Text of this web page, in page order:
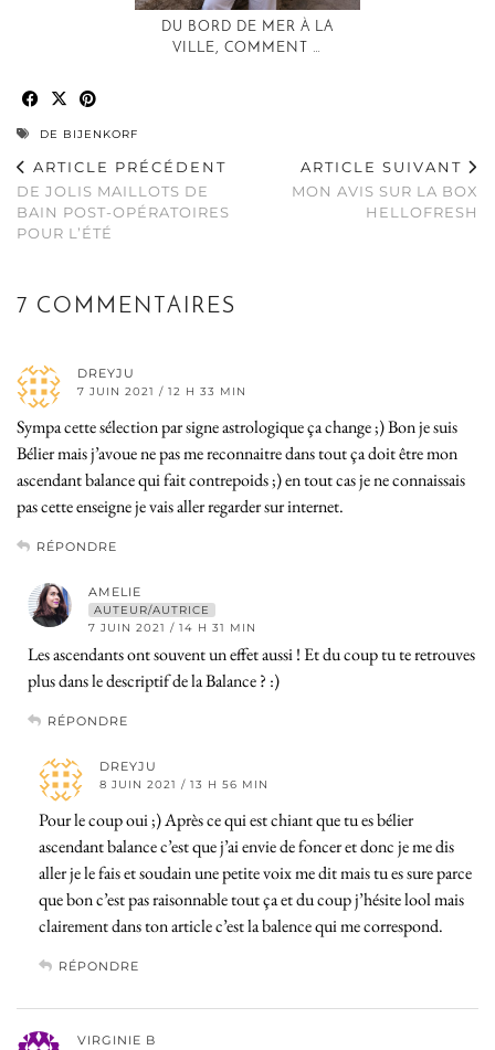
DU BORD DE MER À LA
VILLE, COMMENT …
DE BIJENKORF
ARTICLE PRÉCÉDENT
DE JOLIS MAILLOTS DE
BAIN POST-OPÉRATOIRES
POUR L’ÉTÉ
ARTICLE SUIVANT
MON AVIS SUR LA BOX
HELLOFRESH
7 COMMENTAIRES
DREYJU
7 JUIN 2021 / 12 H 33 MIN
Sympa cette sélection par signe astrologique ça change ;) Bon je suis
Bélier mais j’avoue ne pas me reconnaitre dans tout ça doit être mon
ascendant balance qui fait contrepoids ;) en tout cas je ne connaissais
pas cette enseigne je vais aller regarder sur internet.
RÉPONDRE
AMELIE
AUTEUR/AUTRICE
7 JUIN 2021 / 14 H 31 MIN
Les ascendants ont souvent un effet aussi ! Et du coup tu te retrouves
plus dans le descriptif de la Balance ? :)
RÉPONDRE
DREYJU
8 JUIN 2021 / 13 H 56 MIN
Pour le coup oui ;) Après ce qui est chiant que tu es bélier
ascendant balance c’est que j’ai envie de foncer et donc je me dis
aller je le fais et soudain une petite voix me dit mais tu es sure parce
que bon c’est pas raisonnable tout ça et du coup j’hésite lool mais
clairement dans ton article c’est la balence qui me correspond.
RÉPONDRE
VIRGINIE B